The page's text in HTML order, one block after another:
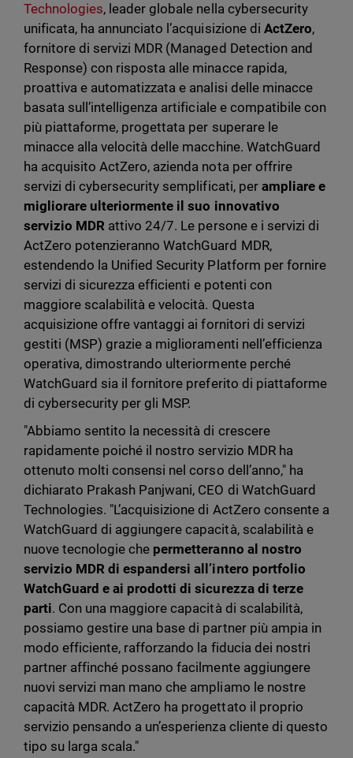
Technologies, leader globale nella cybersecurity
unificata, ha annunciato l’acquisizione di ActZero,
fornitore di servizi MDR (Managed Detection and
Response) con risposta alle minacce rapida,
proattiva e automatizzata e analisi delle minacce
basata sull’intelligenza artificiale e compatibile con
più piattaforme, progettata per superare le
minacce alla velocità delle macchine. WatchGuard
ha acquisito ActZero, azienda nota per offrire
servizi di cybersecurity semplificati, per ampliare e
migliorare ulteriormente il suo innovativo
servizio MDR attivo 24/7. Le persone e i servizi di
ActZero potenzieranno WatchGuard MDR,
estendendo la Unified Security Platform per fornire
servizi di sicurezza efficienti e potenti con
maggiore scalabilità e velocità. Questa
acquisizione offre vantaggi ai fornitori di servizi
gestiti (MSP) grazie a miglioramenti nell’efficienza
operativa, dimostrando ulteriormente perché
WatchGuard sia il fornitore preferito di piattaforme
di cybersecurity per gli MSP.
"Abbiamo sentito la necessità di crescere
rapidamente poiché il nostro servizio MDR ha
ottenuto molti consensi nel corso dell’anno," ha
dichiarato Prakash Panjwani, CEO di WatchGuard
Technologies. "L’acquisizione di ActZero consente a
WatchGuard di aggiungere capacità, scalabilità e
nuove tecnologie che permetteranno al nostro
servizio MDR di espandersi all’intero portfolio
WatchGuard e ai prodotti di sicurezza di terze
parti. Con una maggiore capacità di scalabilità,
possiamo gestire una base di partner più ampia in
modo efficiente, rafforzando la fiducia dei nostri
partner affinché possano facilmente aggiungere
nuovi servizi man mano che ampliamo le nostre
capacità MDR. ActZero ha progettato il proprio
servizio pensando a un’esperienza cliente di questo
tipo su larga scala."